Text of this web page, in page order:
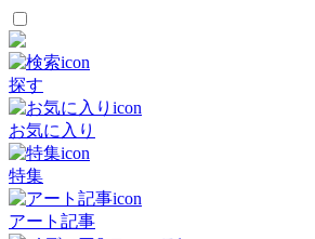
探す
お気に入り
特集
アート記事